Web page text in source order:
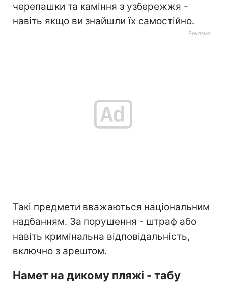
черепашки та каміння з узбережжя -
навіть якщо ви знайшли їх самостійно.
Такі предмети вважаються національним
надбанням. За порушення - штраф або
навіть кримінальна відповідальність,
включно з арештом.
Намет на дикому пляжі - табу